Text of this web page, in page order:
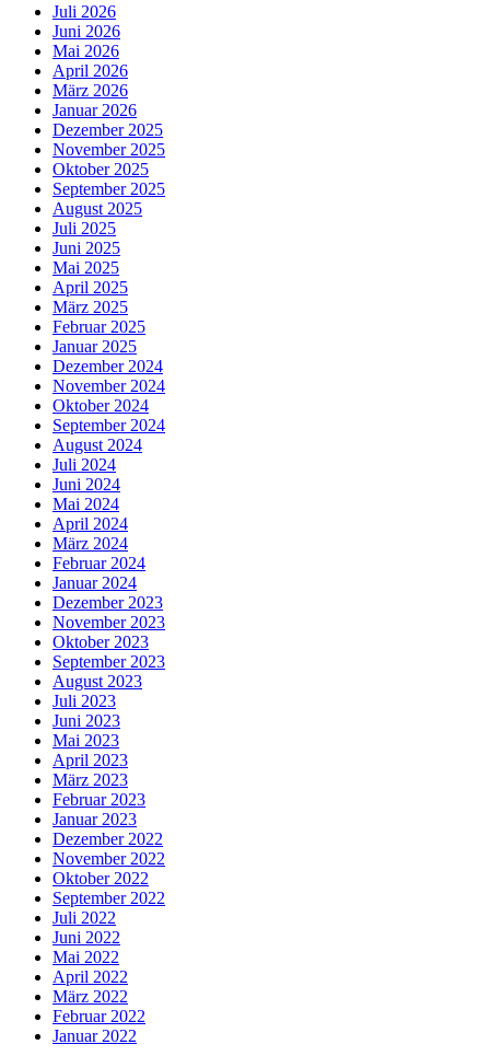
Juli 2026
Juni 2026
Mai 2026
April 2026
März 2026
Januar 2026
Dezember 2025
November 2025
Oktober 2025
September 2025
August 2025
Juli 2025
Juni 2025
Mai 2025
April 2025
März 2025
Februar 2025
Januar 2025
Dezember 2024
November 2024
Oktober 2024
September 2024
August 2024
Juli 2024
Juni 2024
Mai 2024
April 2024
März 2024
Februar 2024
Januar 2024
Dezember 2023
November 2023
Oktober 2023
September 2023
August 2023
Juli 2023
Juni 2023
Mai 2023
April 2023
März 2023
Februar 2023
Januar 2023
Dezember 2022
November 2022
Oktober 2022
September 2022
Juli 2022
Juni 2022
Mai 2022
April 2022
März 2022
Februar 2022
Januar 2022